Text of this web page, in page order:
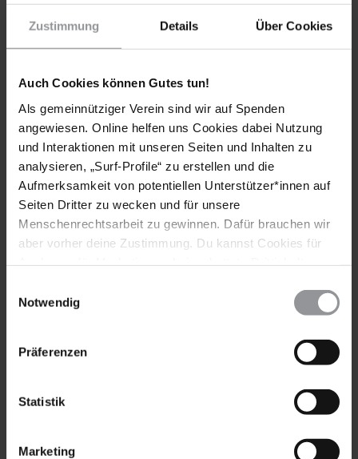
Zustimmung Details Über Cookies
Auch Cookies können Gutes tun!
Als gemeinnütziger Verein sind wir auf Spenden
angewiesen. Online helfen uns Cookies dabei Nutzung
und Interaktionen mit unseren Seiten und Inhalten zu
analysieren, „Surf-Profile“ zu erstellen und die
Aufmerksamkeit von potentiellen Unterstützer*innen auf
Seiten Dritter zu wecken und für unsere
Menschenrechtsarbeit zu gewinnen. Dafür brauchen wir
aber vorher deine Zustimmung. Du kannst Cookies für
wieder ändern. Diesen Banner kannst Du über den Link
Notwendig
Präferenzen
Statistik
Marketing
Telefonnummer
Geburtsdatum
4 MEINE ADRESSE
Adresse
Straßenname
Postleitzahl